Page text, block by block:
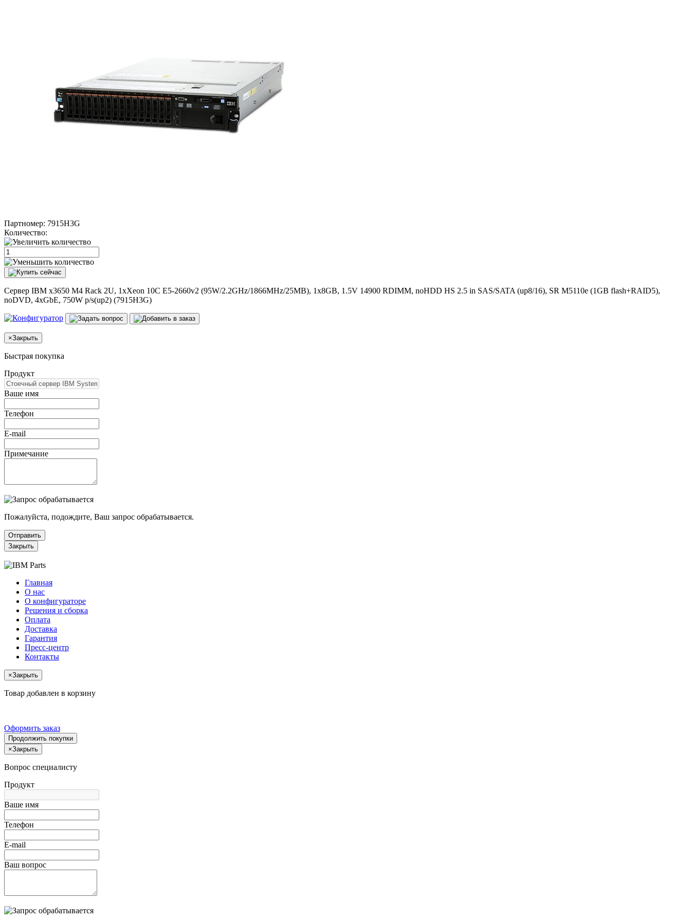
Партномер: 7915H3G
Количество:
Сервер IBM x3650 M4 Rack 2U, 1xXeon 10C E5-2660v2 (95W/2.2GHz/1866MHz/25MB), 1x8GB, 1.5V 14900 RDIMM, noHDD HS 2.5 in SAS/SATA (up8/16), SR M5110e (1GB flash+RAID5),
noDVD, 4xGbE, 750W p/s(up2) (7915H3G)
×Закрыть
Быстрая покупка
Продукт
Ваше имя
Телефон
E-mail
Примечание
Пожалуйста, подождите, Ваш запрос обрабатывается.
Отправить
Закрыть
Главная
О нас
О конфигураторе
Решения и сборка
Оплата
Доставка
Гарантия
Пресс-центр
Контакты
×Закрыть
Товар добавлен в корзину
Оформить заказ
Продолжить покупки
×Закрыть
Вопрос специалисту
Продукт
Ваше имя
Телефон
E-mail
Ваш вопрос